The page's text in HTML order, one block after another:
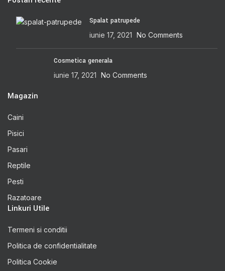
Spalat patrupede
iunie 17, 2021 No Comments
Cosmetica generala
iunie 17, 2021 No Comments
Magazin
Caini
Pisici
Pasari
Reptile
Pesti
Razatoare
Linkuri Utile
Termeni si conditii
Politica de confidentialitate
Politica Cookie